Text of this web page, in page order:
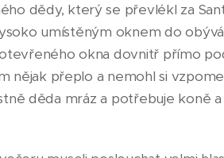
dědy, který se převlékl za
umístěným oknem do
okna dovnitř přímo
nějak přeplo a nemohl si
děda mráz a potřebuje koně a